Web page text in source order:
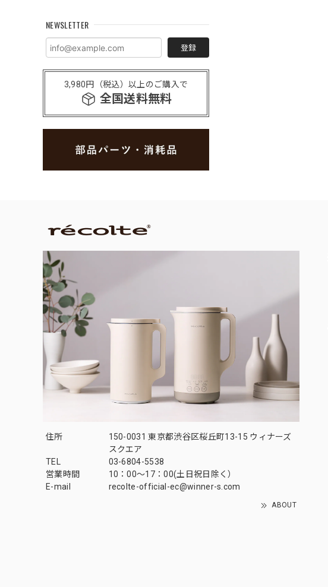
NEWSLETTER
登録
3,980円（税込）以上のご購入で
全国送料無料
住所
150-0031 東京都渋谷区桜丘町13-15 ウィナーズ
スクエア
TEL
03-6804-5538
営業時間
10：00〜17：00(土日祝日除く）
E-mail
recolte-official-ec@winner-s.com
ABOUT